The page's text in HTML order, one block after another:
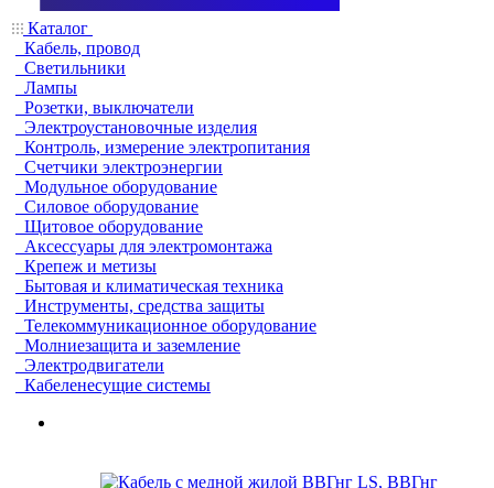
Каталог
Кабель, провод
Светильники
Лампы
Розетки, выключатели
Электроустановочные изделия
Контроль, измерение электропитания
Счетчики электроэнергии
Модульное оборудование
Силовое оборудование
Щитовое оборудование
Аксессуары для электромонтажа
Крепеж и метизы
Бытовая и климатическая техника
Инструменты, средства защиты
Телекоммуникационное оборудование
Молниезащита и заземление
Электродвигатели
Кабеленесущие системы